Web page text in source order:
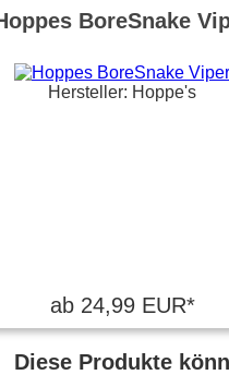
BoreSnake
Hersteller: Hoppe's
ab 24,99 EUR*
Diese Produkte